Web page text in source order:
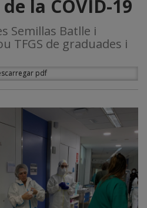
la COVID-19
Semillas Batlle i
TFGS de graduades i
pdf